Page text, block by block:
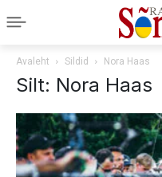
Avaleht Sildid Nora Haas
Silt: Nora Haas